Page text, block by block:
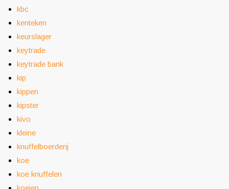
kbc
kenteken
keurslager
keytrade
keytrade bank
kip
kippen
kipster
kivo
kleine
knuffelboerderij
koe
koe knuffelen